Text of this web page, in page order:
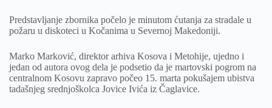
Predstavljanje zbornika počelo je minutom ćutanja za stradale u
požaru u diskoteci u Kočanima u Severnoj Makedoniji.
Marko Marković, direktor arhiva Kosova i Metohije, ujedno i
jedan od autora ovog dela je podsetio da je martovski pogrom na
centralnom Kosovu zapravo počeo 15. marta pokušajem ubistva
tadašnjeg srednjoškolca Jovice Ivića iz Čaglavice.